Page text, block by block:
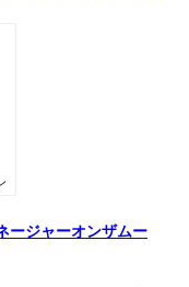
ージャーオンザムー